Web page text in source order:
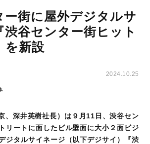
ー街に屋外デジタルサ
渋谷センター街ヒット
を新設
2024.10.25
、深井英樹社長）は９月11日、渋谷セン
リートに面したビル壁面に大小２面ビジ
ジタルサイネージ（以下デジサイ）『渋